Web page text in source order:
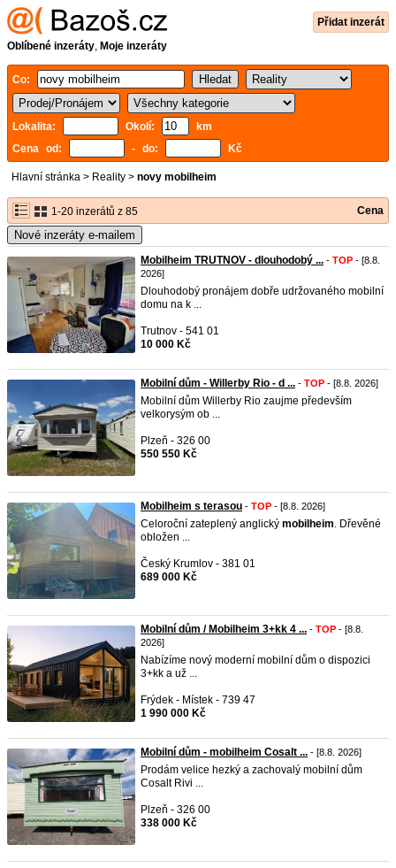
Přidat inzerát
Oblíbené inzeráty, Moje inzeráty
Co:
Lokalita: Okolí:
km
Cena od:
- do: Kč
Hlavní stránka > Reality > novy mobilheim
1-20 inzerátů z 85 Cena
Nové inzeráty e-mailem
Mobilheim TRUTNOV - dlouhodobý ... - TOP - [8.8.
2026]
Dlouhodobý pronájem dobře udržovaného mobilní
domu na k ...
Trutnov - 541 01
10 000 Kč
Mobilní dům - Willerby Rio - d ... - TOP - [8.8. 2026]
Mobilní dům Willerby Rio zaujme především
velkorysým ob ...
Plzeň - 326 00
550 550 Kč
Mobilheim s terasou - TOP - [8.8. 2026]
Celoroční zateplený anglický mobilheim. Dřevěné
obložen ...
Český Krumlov - 381 01
689 000 Kč
Mobilní dům / Mobilheim 3+kk 4 ... - TOP - [8.8.
2026]
Nabízíme nový moderní mobilní dům o dispozici
3+kk a už ...
Frýdek - Místek - 739 47
1 990 000 Kč
Mobilní dům - mobilheim Cosalt ... - [8.8. 2026]
Prodám velice hezký a zachovalý mobilní dům
Cosalt Rivi ...
Plzeň - 326 00
338 000 Kč